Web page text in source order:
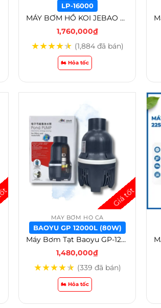
LP-16000
MÁY BƠM HỒ KOI JEBAO LP 16000 – LP 55000 – LP-16000
1,760,000₫
★★★★★ (1,884 đã bán)
🏍️ Hỏa tốc
MÁY BƠM HỒ CÁ
BAOYU GP 12000L (80W)
Máy Bơm Tạt Baoyu GP-12000-16000-22000-26000-35000-40000-45000-55000 – Baoyu GP 12000L (80w)
1,480,000₫
★★★★★ (339 đã bán)
🏍️ Hỏa tốc